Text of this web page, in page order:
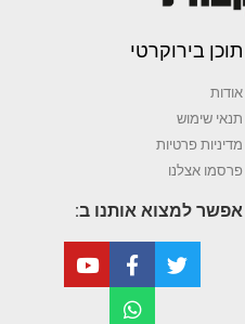
תוכן בירוקרטי
אודות
תנאי שימוש
מדיניות פרטיות
פרסמו אצלנו
אפשר למצוא אותנו ב: